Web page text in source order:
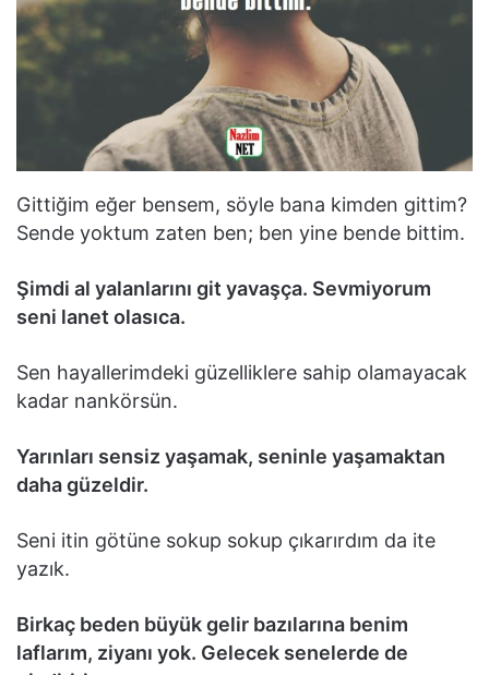
Gittiğim eğer bensem, söyle bana kimden gittim?
Sende yoktum zaten ben; ben yine bende bittim.
Şimdi al yalanlarını git yavaşça. Sevmiyorum
seni lanet olasıca.
Sen hayallerimdeki güzelliklere sahip olamayacak
kadar nankörsün.
Yarınları sensiz yaşamak, seninle yaşamaktan
daha güzeldir.
Seni itin götüne sokup sokup çıkarırdım da ite
yazık.
Birkaç beden büyük gelir bazılarına benim
laflarım, ziyanı yok. Gelecek senelerde de